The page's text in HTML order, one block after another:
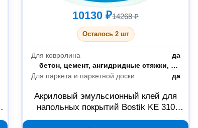
10130 ₽14268 ₽
Осталось 2 шт
Для ковролина
да
Склеиваемые материалы
бетон, цемент, ангидридные стяжки, старый паркет, керамическая плитка, фанера, ДСП, OSB плиты
Для паркета и паркетной доски
да
Акриловый эмульсионный клей для
напольных покрытий Bostik KE 310
30043554, 20 кг